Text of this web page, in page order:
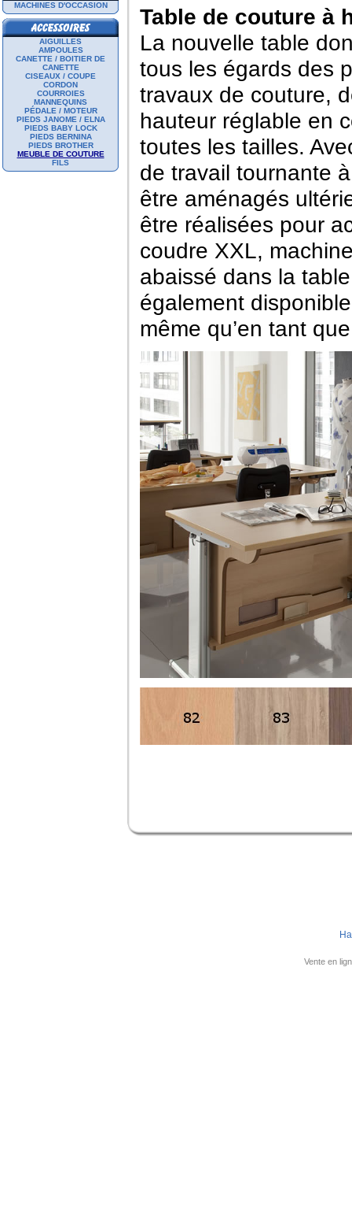
MACHINES D'OCCASION
AIGUILLES
AMPOULES
CANETTE / BOITIER DE
CANETTE
CISEAUX / COUPE
CORDON
COURROIES
MANNEQUINS
PÉDALE / MOTEUR
PIEDS JANOME / ELNA
PIEDS BABY LOCK
PIEDS BERNINA
PIEDS BROTHER
MEUBLE DE COUTURE
FILS
Table de couture à
La nouvelle table
tous les égards des
travaux de couture,
hauteur réglable en
toutes les tailles.
de travail tournante
être aménagés
être réalisées pour
coudre XXL,
abaissé dans la
également
même qu’en tant
Vente en